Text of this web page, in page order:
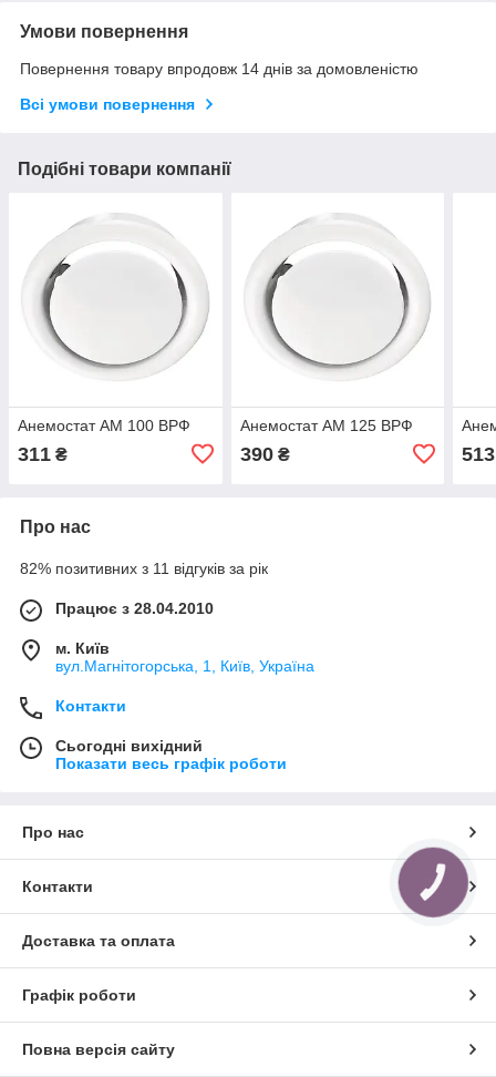
Умови повернення
Повернення товару впродовж 14 днів за домовленістю
Всі умови повернення
Подібні товари компанії
Анемостат АМ 100 ВРФ
311 ₴
Анемостат АМ 125 ВРФ
390₴ 513
Про нас
82% позитивних з 11 відгуків за рік
Працює з 28.04.2010
м. Київ
вул.Магнітогорська, 1, Київ, Україна
Контакти
Сьогодні вихідний
Показати весь графік роботи
Про нас
Контакти
Доставка та оплата
Графік роботи
Повна версія сайту
КНОПКА
ЗВ'ЯЗКУ